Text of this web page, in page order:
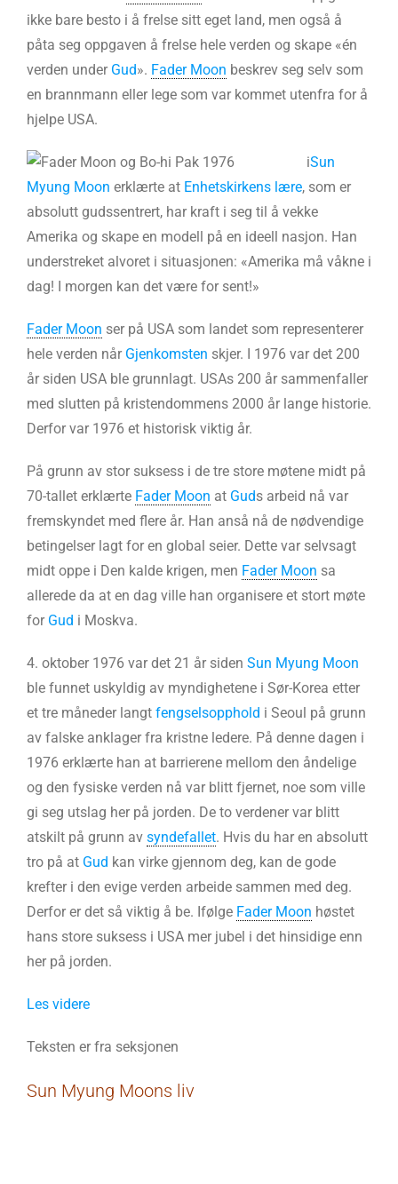
ikke bare besto i å frelse sitt eget land, men også å
påta seg oppgaven å frelse hele verden og skape «én
verden under Gud». Fader Moon beskrev seg selv som
en brannmann eller lege som var kommet utenfra for å
hjelpe USA.
iSun
Myung Moon erklærte at Enhetskirkens lære, som er
absolutt gudssentrert, har kraft i seg til å vekke
Amerika og skape en modell på en ideell nasjon. Han
understreket alvoret i situasjonen: «Amerika må våkne i
dag! I morgen kan det være for sent!»
Fader Moon ser på USA som landet som representerer
hele verden når Gjenkomsten skjer. I 1976 var det 200
år siden USA ble grunnlagt. USAs 200 år sammenfaller
med slutten på kristendommens 2000 år lange historie.
Derfor var 1976 et historisk viktig år.
På grunn av stor suksess i de tre store møtene midt på
70-tallet erklærte Fader Moon at Guds arbeid nå var
fremskyndet med flere år. Han anså nå de nødvendige
betingelser lagt for en global seier. Dette var selvsagt
midt oppe i Den kalde krigen, men Fader Moon sa
allerede da at en dag ville han organisere et stort møte
for Gud i Moskva.
4. oktober 1976 var det 21 år siden Sun Myung Moon
ble funnet uskyldig av myndighetene i Sør-Korea etter
et tre måneder langt fengselsopphold i Seoul på grunn
av falske anklager fra kristne ledere. På denne dagen i
1976 erklærte han at barrierene mellom den åndelige
og den fysiske verden nå var blitt fjernet, noe som ville
gi seg utslag her på jorden. De to verdener var blitt
atskilt på grunn av syndefallet. Hvis du har en absolutt
tro på at Gud kan virke gjennom deg, kan de gode
krefter i den evige verden arbeide sammen med deg.
Derfor er det så viktig å be. Ifølge Fader Moon høstet
hans store suksess i USA mer jubel i det hinsidige enn
her på jorden.
Les videre
Teksten er fra seksjonen
Sun Myung Moons liv